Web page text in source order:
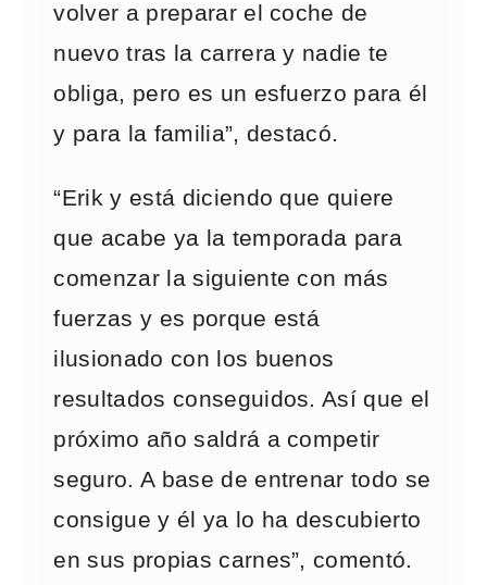
volver a preparar el coche de
nuevo tras la carrera y nadie te
obliga, pero es un esfuerzo para él
y para la familia”, destacó.
“Erik y está diciendo que quiere
que acabe ya la temporada para
comenzar la siguiente con más
fuerzas y es porque está
ilusionado con los buenos
resultados conseguidos. Así que el
próximo año saldrá a competir
seguro. A base de entrenar todo se
consigue y él ya lo ha descubierto
en sus propias carnes”, comentó.